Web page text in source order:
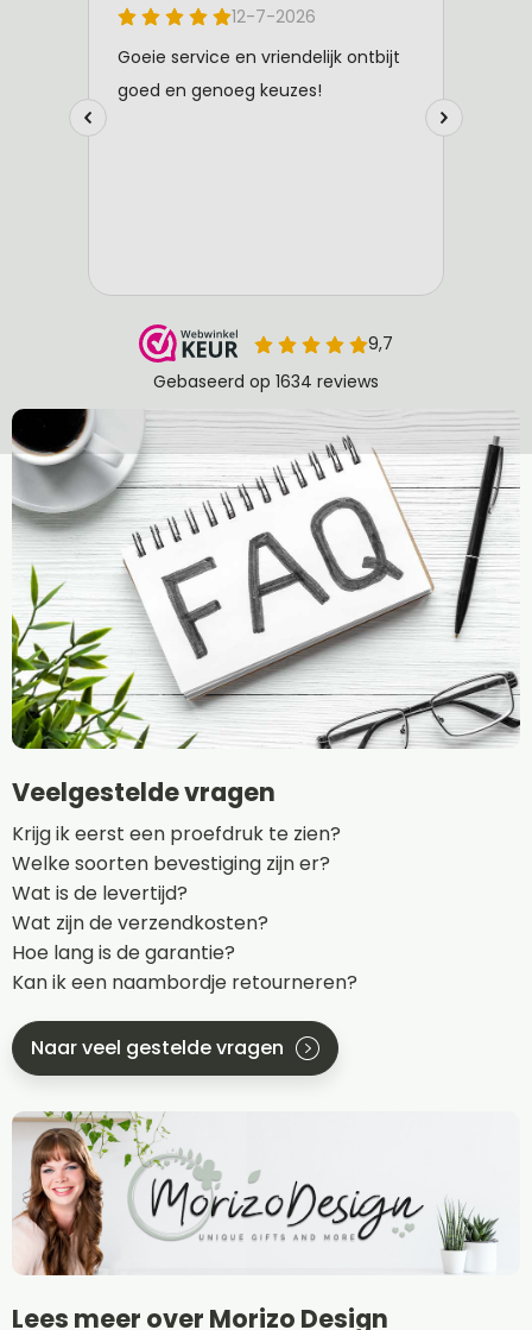
Veelgestelde vragen
Krijg ik eerst een proefdruk te zien?
Welke soorten bevestiging zijn er?
Wat is de levertijd?
Wat zijn de verzendkosten?
Hoe lang is de garantie?
Kan ik een naambordje retourneren?
Naar veel gestelde vragen
Lees meer over Morizo Design